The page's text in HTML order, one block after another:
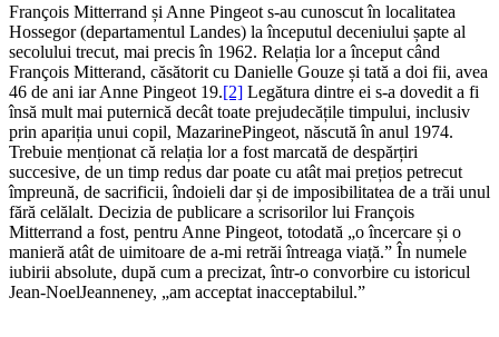
François Mitterrand și Anne Pingeot s-au cunoscut în localitatea
Hossegor (departamentul Landes) la începutul deceniului șapte al
secolului trecut, mai precis în 1962. Relația lor a început când
François Mitterand, căsătorit cu Danielle Gouze și tată a doi fii, avea
46 de ani iar Anne Pingeot 19.[2] Legătura dintre ei s-a dovedit a fi
însă mult mai puternică decât toate prejudecățile timpului, inclusiv
prin apariția unui copil, MazarinePingeot, născută în anul 1974.
Trebuie menționat că relația lor a fost marcată de despărțiri
succesive, de un timp redus dar poate cu atât mai prețios petrecut
împreună, de sacrificii, îndoieli dar și de imposibilitatea de a trăi unul
fără celălalt. Decizia de publicare a scrisorilor lui François
Mitterrand a fost, pentru Anne Pingeot, totodată „o încercare și o
manieră atât de uimitoare de a-mi retrăi întreaga viață.” În numele
iubirii absolute, după cum a precizat, într-o convorbire cu istoricul
Jean-NoelJeanneney, „am acceptat inacceptabilul.”